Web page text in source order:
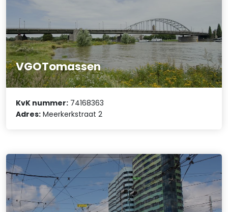
VGOTomassen
KvK nummer: 74168363
Adres: Meerkerkstraat 2